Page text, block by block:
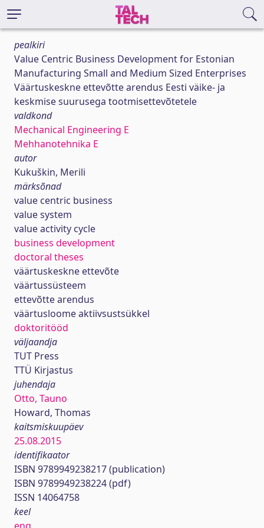
pealkiri
Value Centric Business Development for Estonian
Manufacturing Small and Medium Sized Enterprises
Väärtuskeskne ettevõtte arendus Eesti väike- ja
keskmise suurusega tootmisettevõtetele
valdkond
Mechanical Engineering E
Mehhanotehnika E
autor
Kukuškin, Merili
märksõnad
value centric business
value system
value activity cycle
business development
doctoral theses
väärtuskeskne ettevõte
väärtussüsteem
ettevõtte arendus
väärtusloome aktiivsustsükkel
doktoritööd
väljaandja
TUT Press
TTÜ Kirjastus
juhendaja
Otto, Tauno
Howard, Thomas
kaitsmiskuupäev
25.08.2015
identifikaator
ISBN 9789949238217 (publication)
ISBN 9789949238224 (pdf)
ISSN 14064758
keel